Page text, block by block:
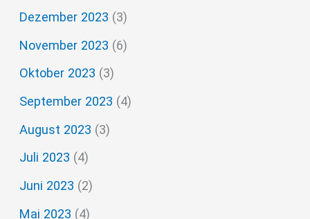
Dezember 2023 (3)
November 2023 (6)
Oktober 2023 (3)
September 2023 (4)
August 2023 (3)
Juli 2023 (4)
Juni 2023 (2)
Mai 2023 (4)